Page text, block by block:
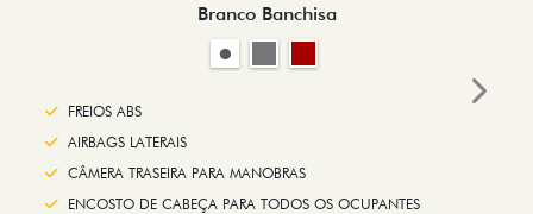
Branco Banchisa
FREIOS ABS
AIRBAGS LATERAIS
CÂMERA TRASEIRA PARA MANOBRAS
ENCOSTO DE CABEÇA PARA TODOS OS OCUPANTES
Next